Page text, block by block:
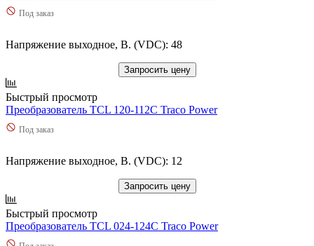
Под заказ
Напряжение выходное, В. (VDC): 48
Запросить цену
Быстрый просмотр
Преобразователь TCL 120-112C Traco Power
Под заказ
Напряжение выходное, В. (VDC): 12
Запросить цену
Быстрый просмотр
Преобразователь TCL 024-124C Traco Power